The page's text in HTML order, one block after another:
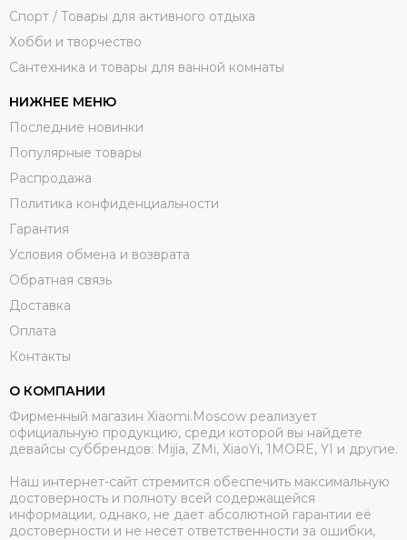
Спорт / Товары для активного отдыха
Хобби и творчество
Сантехника и товары для ванной комнаты
НИЖНЕЕ МЕНЮ
Последние новинки
Популярные товары
Распродажа
Политика конфиденциальности
Гарантия
Условия обмена и возврата
Обратная связь
Доставка
Оплата
Контакты
О КОМПАНИИ
Фирменный магазин Xiaomi.Moscow реализует
официальную продукцию, среди которой вы найдете
девайсы суббрендов: Mijia, ZMi, XiaoYi, 1MORE, YI и другие.
Наш интернет-сайт стремится обеспечить максимальную
достоверность и полноту всей содержащейся
информации, однако, не дает абсолютной гарантии её
достоверности и не несет ответственности за ошибки,